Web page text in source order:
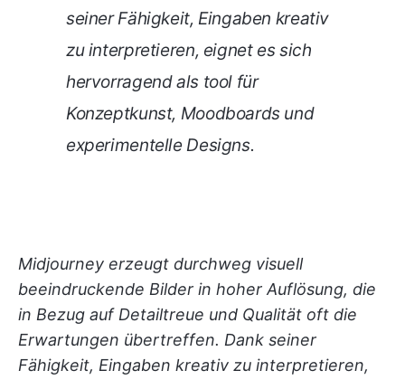
seiner Fähigkeit, Eingaben kreativ
zu interpretieren, eignet es sich
hervorragend als tool für
Konzeptkunst, Moodboards und
experimentelle Designs.
Midjourney erzeugt durchweg visuell
beeindruckende Bilder in hoher Auflösung, die
in Bezug auf Detailtreue und Qualität oft die
Erwartungen übertreffen. Dank seiner
Fähigkeit, Eingaben kreativ zu interpretieren,